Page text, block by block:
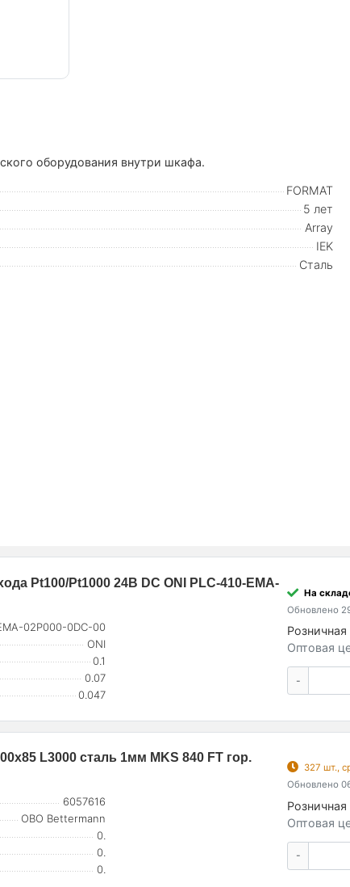
оборудования внутри шкафа.
FORMAT
5 лет
Array
IEK
Сталь
Pt100/Pt1000 24В DC ONI PLC-410-EMA-
02P000-0DC-00
ONI
0.1
0.07
0.047
На
Обновлено
Розничная
Оптовая
-
L3000 сталь 1мм MKS 840 FT гор.
6057616
OBO Bettermann
0.
0.
0.
327 шт.,
Обновлено
Розничная
Оптовая
-